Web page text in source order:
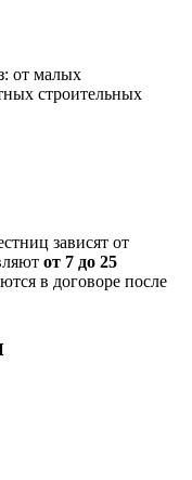
от малых
строительных
зависят от
от 7 до 25
в договоре после